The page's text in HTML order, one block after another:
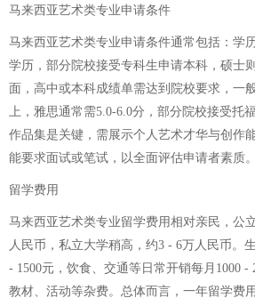
马来西亚艺术类专业申请条件
马来西亚艺术类专业申请条件通常包括：学
学历，部分院校接受专科生申请本科，硕士
面，高中或本科成绩单需达到院校要求，一
上，雅思通常需5.0-6.0分，部分院校接受托
作品集是关键，需展示个人艺术才华与创作
能要求面试或笔试，以全面评估申请者素质。
留学费用
马来西亚艺术类专业留学费用相对亲民，公
人民币，私立大学稍高，约3 - 6万人民币。
- 1500元，饮食、交通等日常开销每月1000 -
教材、活动等杂费。总体而言，一年留学费